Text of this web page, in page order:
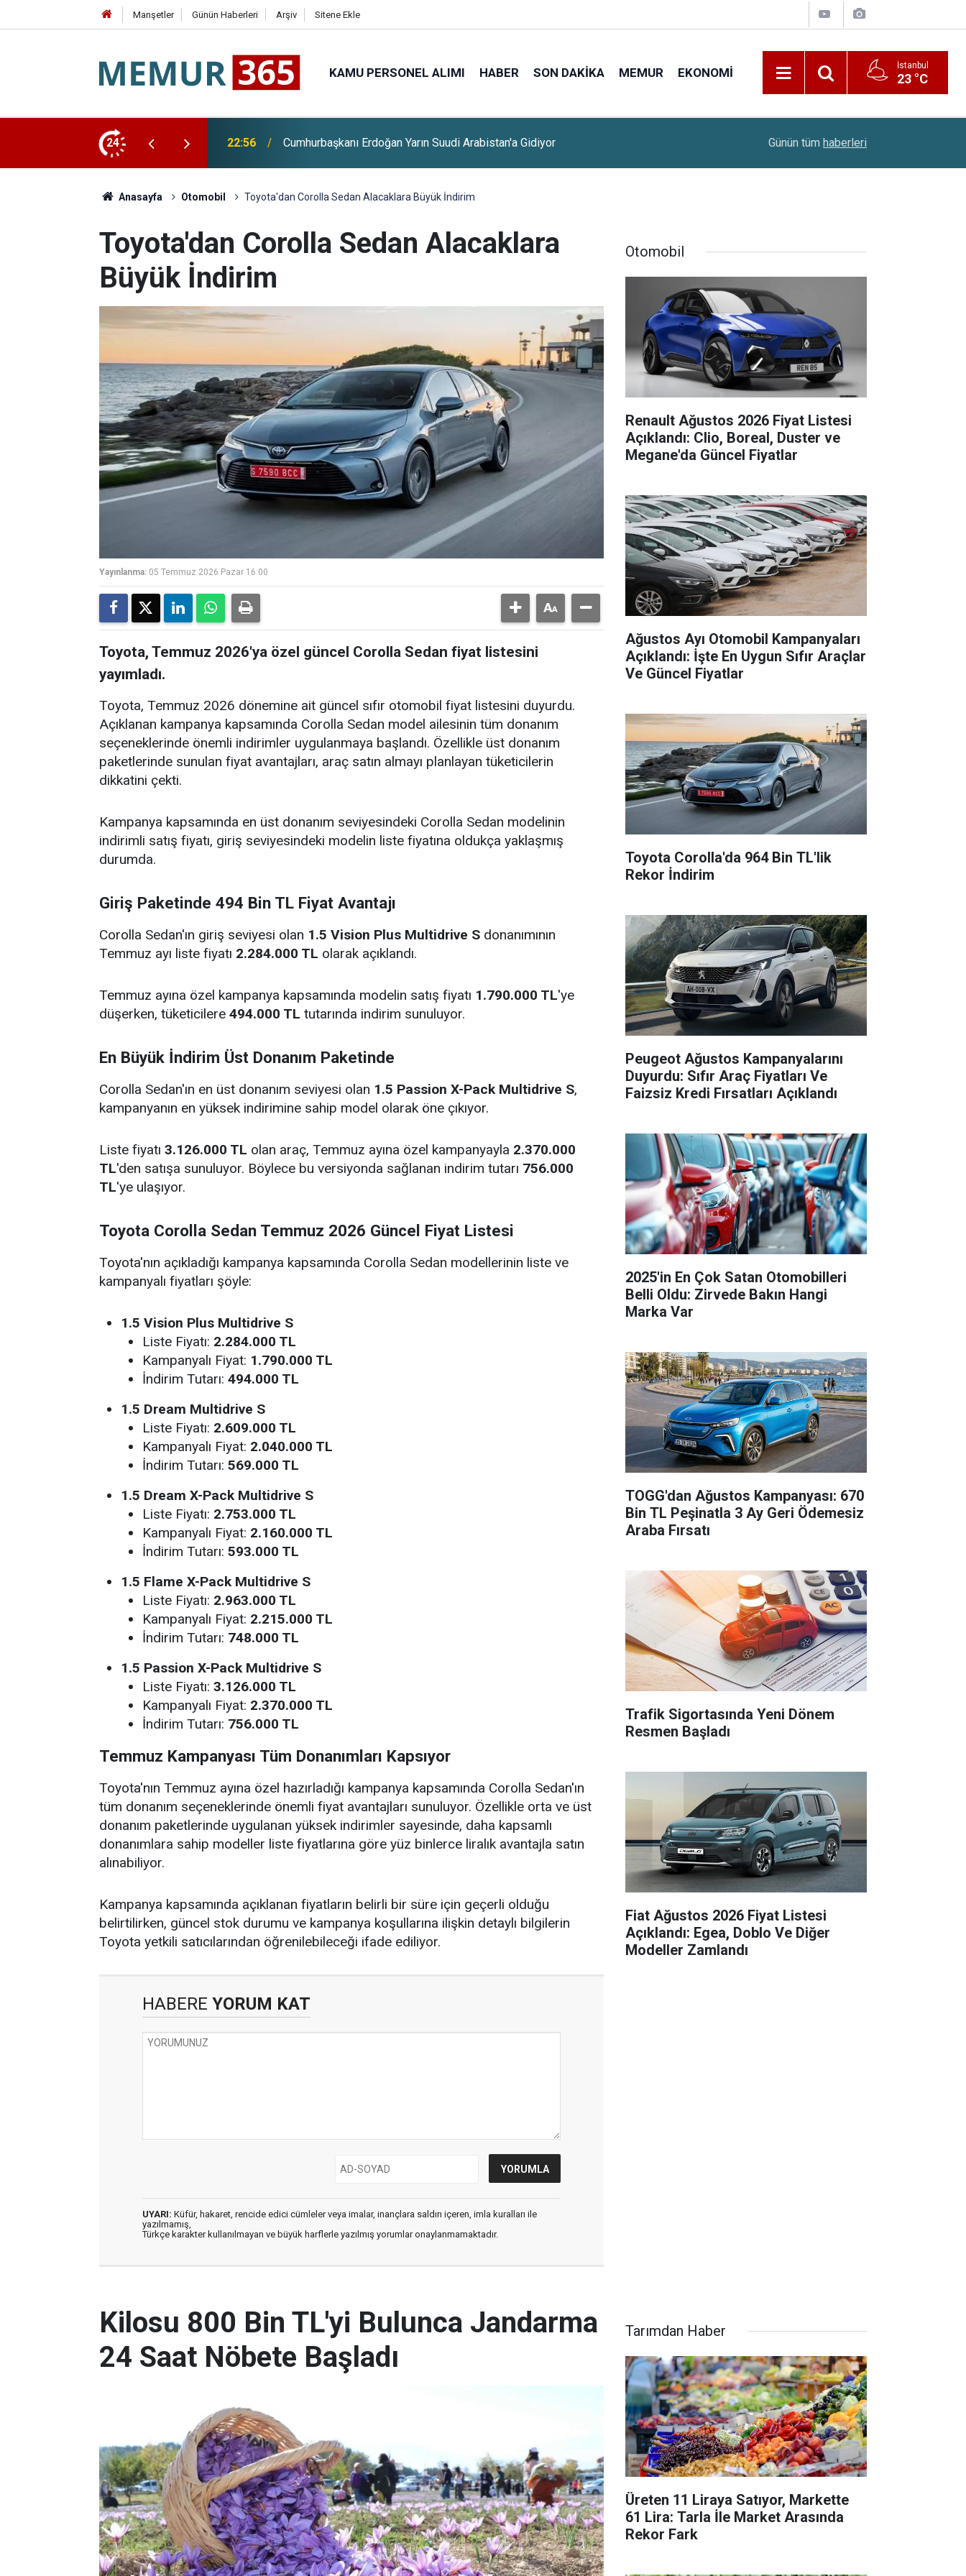
Manşetler Günün Haberleri Arşiv Sitene Ekle
KAMU PERSONEL ALIMI HABER SON DAKIKA MEMUR EKONOMI İstanbul
23 °C
24
Arabistan'a Gidiyor 22:28 Huzurevlerine Sınavsız Personel Ve İşçi Alımı Başladı Sınavsız Ambulans Şoförü Ve İlk Acil Yardım
Günün tüm haberleri
Anasayfa Otomobil Toyota'dan Corolla Sedan Alacaklara Büyük İndirim
Toyota'dan Corolla Sedan Alacaklara
Büyük İndirim
Yayınlanma: 05 Temmuz 2026 Pazar 16:00
Toyota, Temmuz 2026'ya özel güncel Corolla Sedan fiyat listesini
yayımladı.
Toyota, Temmuz 2026 dönemine ait güncel sıfır otomobil fiyat listesini duyurdu.
Açıklanan kampanya kapsamında Corolla Sedan model ailesinin tüm donanım
seçeneklerinde önemli indirimler uygulanmaya başlandı. Özellikle üst donanım
paketlerinde sunulan fiyat avantajları, araç satın almayı planlayan tüketicilerin
dikkatini çekti.
Kampanya kapsamında en üst donanım seviyesindeki Corolla Sedan modelinin
indirimli satış fiyatı, giriş seviyesindeki modelin liste fiyatına oldukça yaklaşmış
durumda.
Giriş Paketinde 494 Bin TL Fiyat Avantajı
Corolla Sedan'ın giriş seviyesi olan 1.5 Vision Plus Multidrive S donanımının
Temmuz ayı liste fiyatı 2.284.000 TL olarak açıklandı.
Temmuz ayına özel kampanya kapsamında modelin satış fiyatı 1.790.000 TL'ye
düşerken, tüketicilere 494.000 TL tutarında indirim sunuluyor.
En Büyük İndirim Üst Donanım Paketinde
Corolla Sedan'ın en üst donanım seviyesi olan 1.5 Passion X-Pack Multidrive S,
kampanyanın en yüksek indirimine sahip model olarak öne çıkıyor.
Liste fiyatı 3.126.000 TL olan araç, Temmuz ayına özel kampanyayla 2.370.000
TL'den satışa sunuluyor. Böylece bu versiyonda sağlanan indirim tutarı 756.000
TL'ye ulaşıyor.
Toyota Corolla Sedan Temmuz 2026 Güncel Fiyat Listesi
Toyota'nın açıkladığı kampanya kapsamında Corolla Sedan modellerinin liste ve
kampanyalı fiyatları şöyle:
1.5 Vision Plus Multidrive S
Liste Fiyatı: 2.284.000 TL
Kampanyalı Fiyat: 1.790.000 TL
İndirim Tutarı: 494.000 TL
1.5 Dream Multidrive S
Liste Fiyatı: 2.609.000 TL
Kampanyalı Fiyat: 2.040.000 TL
İndirim Tutarı: 569.000 TL
1.5 Dream X-Pack Multidrive S
Liste Fiyatı: 2.753.000 TL
Kampanyalı Fiyat: 2.160.000 TL
İndirim Tutarı: 593.000 TL
1.5 Flame X-Pack Multidrive S
Liste Fiyatı: 2.963.000 TL
Kampanyalı Fiyat: 2.215.000 TL
İndirim Tutarı: 748.000 TL
1.5 Passion X-Pack Multidrive S
Liste Fiyatı: 3.126.000 TL
Kampanyalı Fiyat: 2.370.000 TL
İndirim Tutarı: 756.000 TL
Temmuz Kampanyası Tüm Donanımları Kapsıyor
Toyota'nın Temmuz ayına özel hazırladığı kampanya kapsamında Corolla Sedan'ın
tüm donanım seçeneklerinde önemli fiyat avantajları sunuluyor. Özellikle orta ve üst
donanım paketlerinde uygulanan yüksek indirimler sayesinde, daha kapsamlı
donanımlara sahip modeller liste fiyatlarına göre yüz binlerce liralık avantajla satın
alınabiliyor.
Kampanya kapsamında açıklanan fiyatların belirli bir süre için geçerli olduğu
belirtilirken, güncel stok durumu ve kampanya koşullarına ilişkin detaylı bilgilerin
Toyota yetkili satıcılarından öğrenilebileceği ifade ediliyor.
HABERE YORUM KAT
UYARI: Küfür, hakaret, rencide edici cümleler veya imalar, inançlara saldırı içeren, imla kuralları ile
yazılmamış,
Türkçe karakter kullanılmayan ve büyük harflerle yazılmış yorumlar onaylanmamaktadır.
Otomobil
Renault Ağustos 2026 Fiyat Listesi
Açıklandı: Clio, Boreal, Duster ve
Megane'da Güncel Fiyatlar
Ağustos Ayı Otomobil Kampanyaları
Açıklandı: İşte En Uygun Sıfır Araçlar
Ve Güncel Fiyatlar
Toyota Corolla'da 964 Bin TL'lik
Rekor İndirim
Peugeot Ağustos Kampanyalarını
Duyurdu: Sıfır Araç Fiyatları Ve
Faizsiz Kredi Fırsatları Açıklandı
2025'in En Çok Satan Otomobilleri
Belli Oldu: Zirvede Bakın Hangi
Marka Var
TOGG'dan Ağustos Kampanyası: 670
Bin TL Peşinatla 3 Ay Geri Ödemesiz
Araba Fırsatı
Trafik Sigortasında Yeni Dönem
Resmen Başladı
Fiat Ağustos 2026 Fiyat Listesi
Açıklandı: Egea, Doblo Ve Diğer
Modeller Zamlandı
Kilosu 800 Bin TL'yi Bulunca Jandarma
24 Saat Nöbete Başladı
Tarımdan Haber
Üreten 11 Liraya Satıyor, Markette
61 Lira: Tarla İle Market Arasında
Rekor Fark